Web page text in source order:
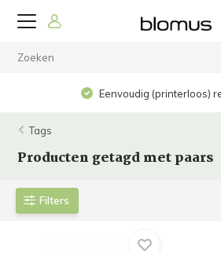
Eenvoudig (printerloos)
Tags
Producten getagd met paars
Filters